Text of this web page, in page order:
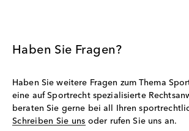
Haben Sie Fragen?
Haben Sie weitere Fragen zum Thema
eine auf Sportrecht spezialisierte
beraten Sie gerne bei all Ihren
Schreiben Sie uns oder rufen Sie uns an.